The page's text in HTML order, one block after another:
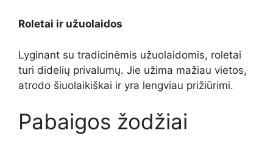
Roletai ir užuolaidos
Lyginant su tradicinėmis užuolaidomis, roletai
turi didelių privalumų. Jie užima mažiau vietos,
atrodo šiuolaikiškai ir yra lengviau prižiūrimi.
Pabaigos žodžiai